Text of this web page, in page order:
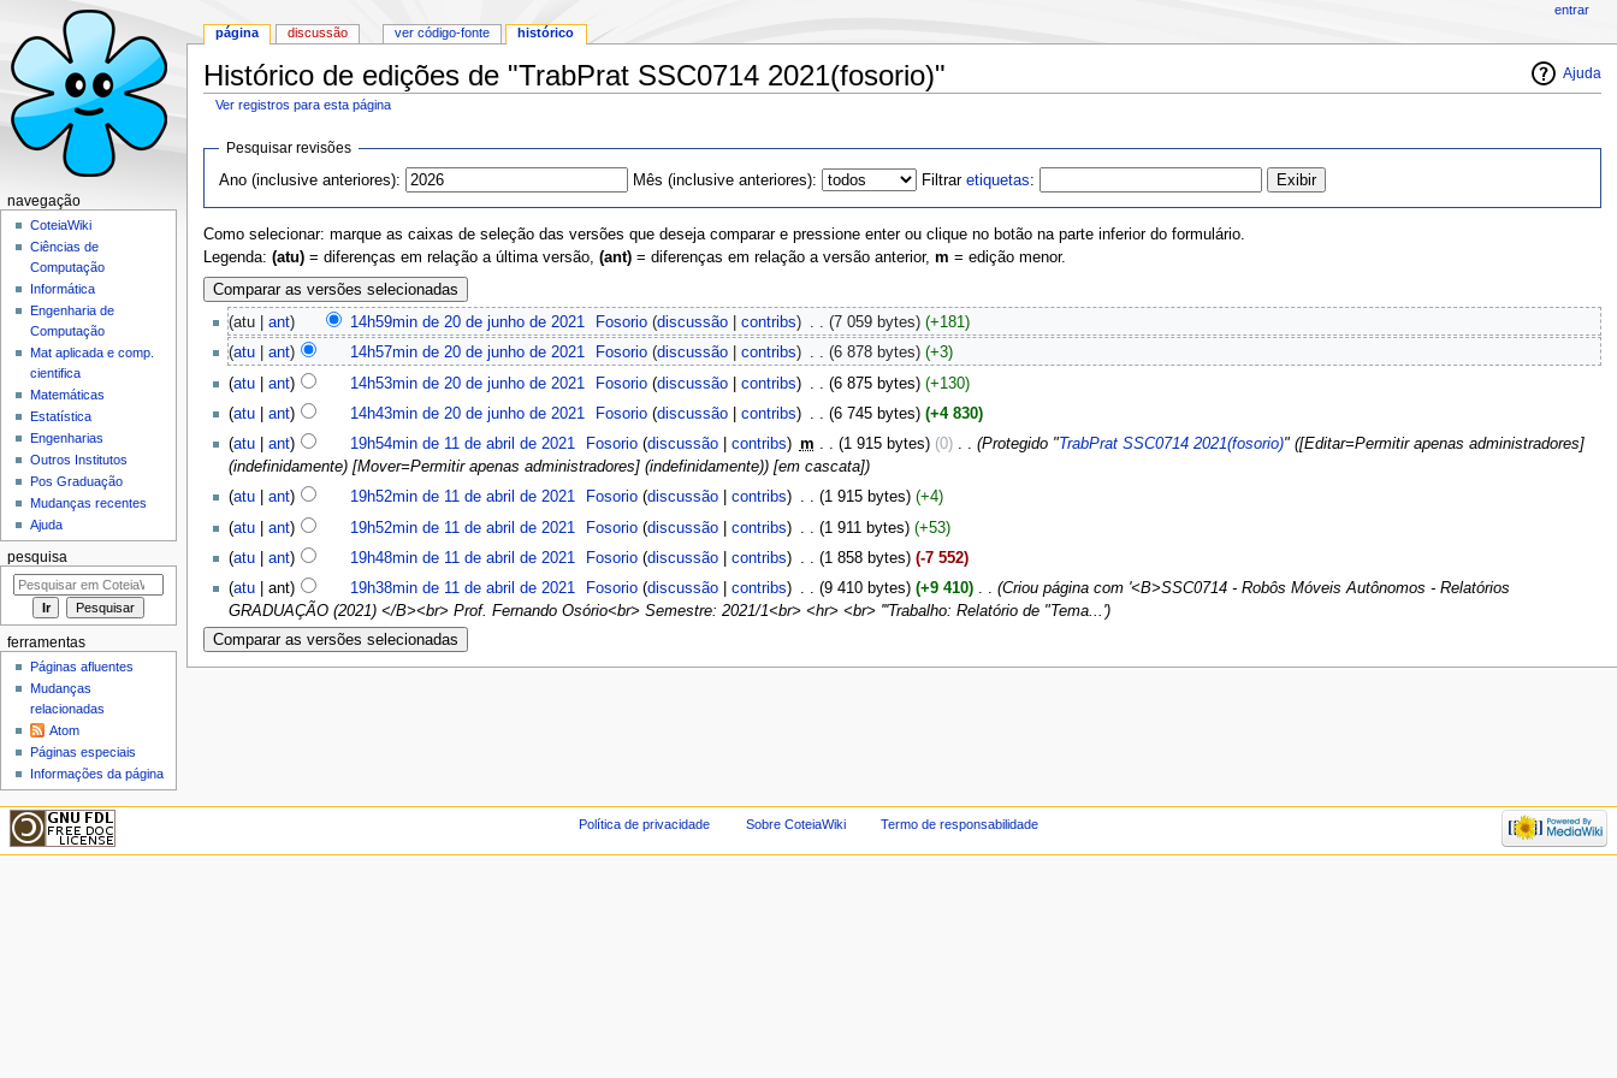
Ajuda
Histórico de edições de "TrabPrat SSC0714 2021(fosorio)"
Ver registros para esta página
Pesquisar revisões
Ano (inclusive anteriores):
Mês (inclusive anteriores): Filtraretiquetas:
Como selecionar: marque as caixas de seleção das versões que deseja comparar e pressione enter ou clique no botão na parte inferior do formulário.
Legenda: (atu)= diferenças em relação a última versão, (ant)= diferenças em relação a versão anterior, m = edição menor.
(atu | ant) 14h59min de 20 de junho de 2021‎ Fosorio (discussão |contribs) . . (7 059 bytes) (+181)
(atu| ant) 14h57min de 20 de junho de 2021‎ Fosorio (discussão |contribs) . . (6 878 bytes) (+3)
(atu| ant) 14h53min de 20 de junho de 2021 Fosorio (discussão |contribs) (6 875 bytes) (+130)
(atu| ant) 14h43min de 20 de junho de 2021‎ Fosorio (discussão |contribs) . . (6 745 bytes) (+4 830)
(atu| ant) 19h54min de 11 de abril de 2021‎ Fosorio (discussão |contribs) m . . (1 915 bytes) (0)‎ . . (Protegido "TrabPrat SSC0714 2021(fosorio)" ([Editar=Permitir apenas administradores]
(indefinidamente) [Mover=Permitir apenas administradores] (indefinidamente)) [em cascata])
(atu| ant) 19h52min de 11 de abril de 2021‎ Fosorio (discussão |contribs) . . (1 915 bytes) (+4)
(atu| ant) 19h52min de 11 de abril de 2021 Fosorio (discussão |contribs) (1 911 bytes) (+53)
(atu| ant) 19h48min de 11 de abril de 2021‎ Fosorio (discussão |contribs) . . (1 858 bytes) (-7 552)
(atu| ant) 19h38min de 11 de abril de 2021‎ Fosorio (discussão |contribs) . . (9 410 bytes) (+9 410)‎ . . (Criou página com '<B>SSC0714 - Robôs Móveis Autônomos - Relatórios
GRADUAÇÃO (2021) </B><br> Prof. Fernando Osório<br> Semestre: 2021/1<br> <hr> <br> '''Trabalho: Relatório de "Tema...')
página discussão ver código-fonte histórico
entrar
navegação
CoteiaWiki
Ciências de
Computação
Informática
Engenharia de
Computação
Mat aplicada e comp.
cientifica
Matemáticas
Estatística
Engenharias
Outros Institutos
Pos Graduação
Mudanças recentes
Ajuda
pesquisa
ferramentas
Páginas afluentes
Mudanças
relacionadas
Atom
Páginas especiais
Informações da página
Política de privacidade Sobre CoteiaWiki Termo de responsabilidade